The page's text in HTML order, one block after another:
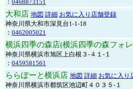
： 0468873151
大和店 地図 詳細 お気に入り店舗登録
神奈川県大和市深見台1-1-18
： 0462005021
横浜四季の森店(横浜四季の森フォ
神奈川県横浜市旭区上白根３-４１-１
： 0459581561
ららぽーと横浜店 地図 詳細 お気に入り
神奈川県横浜市都筑区池辺町４０３５-１